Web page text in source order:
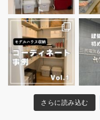
さらに読み込む